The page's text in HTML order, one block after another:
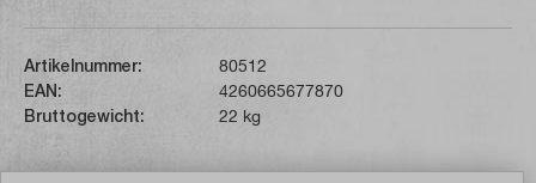
Artikelnummer:
80512
EAN:
4260665677870
Bruttogewicht:
22 kg